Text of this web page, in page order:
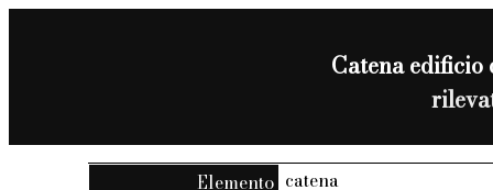
Catena
Elemento catena